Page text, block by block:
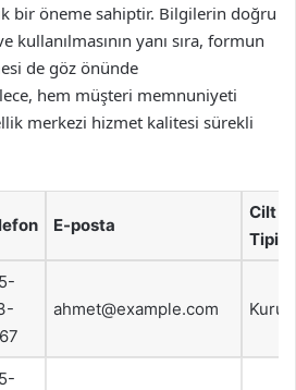
bir öneme sahiptir. Bilgilerin doğru
kullanılmasının yanı sıra, formun
de göz önünde
hem müşteri memnuniyeti
merkezi hizmet kalitesi sürekli
E-posta
Cilt
Tipi
ahmet@example.com Kuru